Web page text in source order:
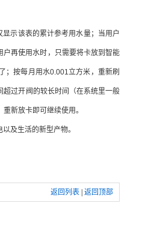
示该表的累计参考用水量；当用户
再使用水时，只需要将卡放到智能
；按每月用水0.001立方米，重新刷
超过开阀的较长时间（在系统里一般
新放卡即可继续使用。
及生活的新型产物。
返回列表 返回顶部